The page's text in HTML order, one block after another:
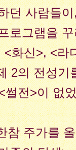
던 사람들
로그램을
화신>, <라
2의 전성기
썰전>이 없
참 주가를